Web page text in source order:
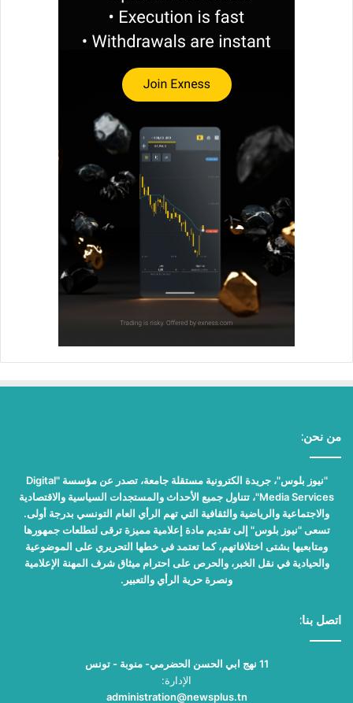
من نحن:
"نيوز بلوس"، جريدة الكترونية مستقلة جامعة، تصدر عن مؤسسة "Digital
Media Services"، تتناول جميع الأحداث والمستجدات السياسية والاقتصادية
والاجتماعية والرياضية والثقافية التي تهم الرأي العام التونسي بدرجة أولى.
تسعى "نيوز بلوس" إلى تقديم مادة إعلامية مميزة ترقى لتطلعات جمهورها
ومتابعيها بشتى اختلافاتهم، كما تعتمد في خطها التحريري على الموضوعية
والحيادية في نقل الخبر، والحرص على احترام ميثاق شرف المهنة الإعلامية
ونصرة حرية الرأي والتعبير.
اتصل بنا:
11 نهج ابي الحسن الحضرمي- منوبة - تونس
الإدارة:
administration@newsplus.tn